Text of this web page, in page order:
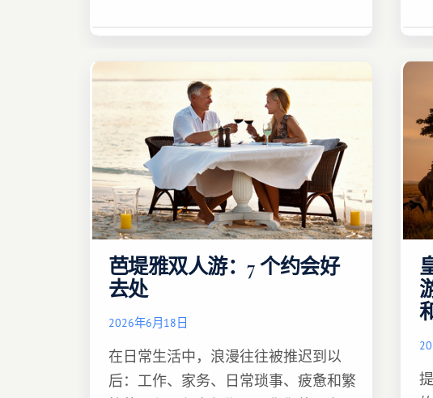
芭堤雅双人游：7 个约会好
去处
2026年6月18日
在日常生活中，浪漫往往被推迟到以
后：工作、家务、日常琐事、疲惫和繁